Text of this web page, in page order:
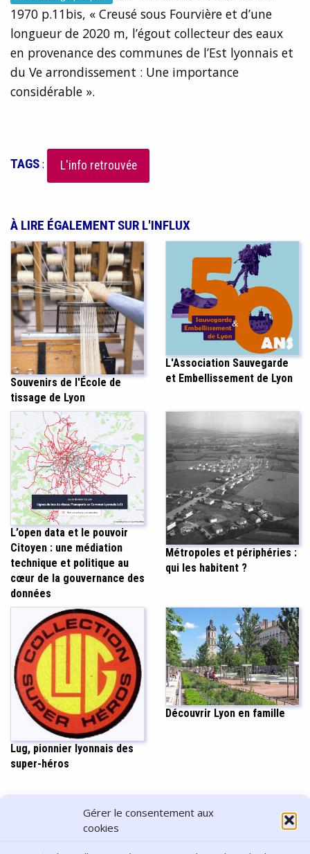
Gérer le consentement aux
cookies
1970 p.11bis, « Creusé sous Fourvière et d’une
longueur de 2020 m, l’égout collecteur des eaux
en provenance des communes de l’Est lyonnais et
du Ve arrondissement : Une importance
considérable ».
TAGS: L'info retrouvée
À LIRE ÉGALEMENT SUR L'INFLUX
Souvenirs de l'École de
tissage de Lyon
L'Association Sauvegarde
et Embellissement de Lyon
L’open data et le pouvoir
Citoyen : une médiation
technique et politique au
cœur de la gouvernance des
données
Métropoles et périphéries :
qui les habitent ?
Lug, pionnier lyonnais des
super-héros
Découvrir Lyon en famille
PARTAGER CET ARTICLE